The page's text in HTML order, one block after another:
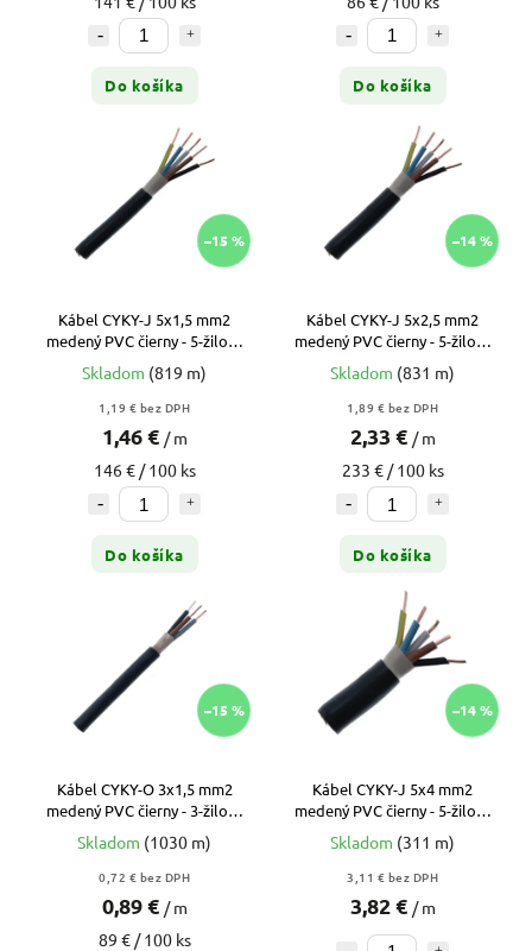
Do košíka Do košíka
–15 %
Kábel CYKY-J 5x1,5 mm2
medený PVC čierny - 5-žilový
pre svetelné a ovládacie
obvody
Skladom (819 m)
1,19 € bez DPH
1,46 € / m
146 € / 100 ks
Do košíka
–14 %
Kábel CYKY-J 5x2,5 mm2
medený PVC čierny - 5-žilový
prívod pre varné dosky a
zásuvky
Skladom (831 m)
1,89 € bez DPH
2,33 € / m
233 € / 100 ks
Do košíka
–15 %
Kábel CYKY-O 3x1,5 mm2
medený PVC čierny - 3-žilový
okrúhly prívod pre zložité
vypínače
Skladom (1030 m)
0,72 € bez DPH
0,89 € / m
89 € / 100 ks
–14 %
Kábel CYKY-J 5x4 mm2
medený PVC čierny - 5-žilový
prívod pre výkonné varné
dosky a stroje
Skladom (311 m)
3,11 € bez DPH
3,82 € / m